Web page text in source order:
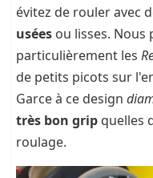
évitez de rouler avec
usées ou lisses. Nous
particulièrement les
de petits picots sur
Garce à ce design
très bon grip quelles
roulage.